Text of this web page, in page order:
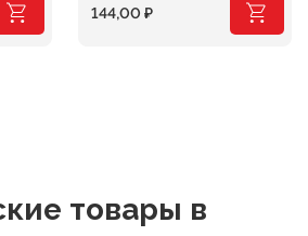
144,00 ₽
товары в